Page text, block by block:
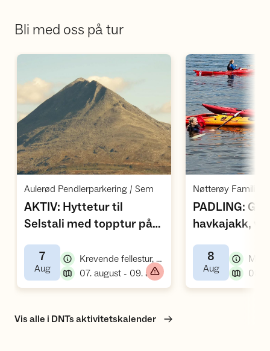
Bli med oss på tur
Åpne aktivitet
Aulerød Pendlerparkering / Sem
AKTIV: Hyttetur til
Selstali med topptur på
Gaustatoppen
7
Aug,
Krevende fellestur, fottur
07. august - 09. august
PADLING:
havkajakk,
8
Aug,
Vis alle i DNTs aktivitetskalender